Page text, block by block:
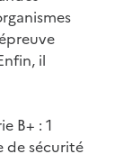
il
B+ : 1
de sécurité